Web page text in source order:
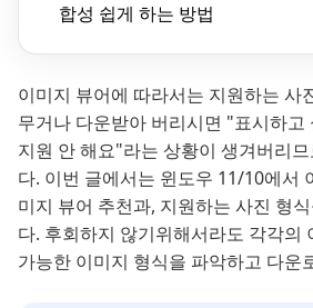
합성 쉽게 하는 방법
이미지 뷰어에 따라서는 지원하는 사
무거나 다운받아 버리시면 "표시하고
지원 안 해요"라는 상황이 생겨버리
다. 이번 글에서는 윈도우 11/10에서
미지 뷰어 추천과, 지원하는 사진 형
다. 후회하지 않기위해서라도 각각의
가능한 이미지 형식을 파악하고 다운